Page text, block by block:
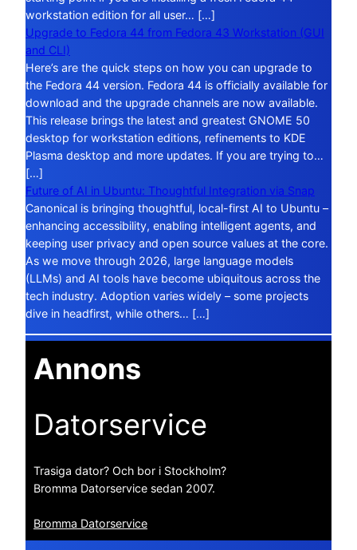
workstation edition for all user… […]
Upgrade to Fedora 44 from Fedora 43 Workstation (GUI
and CLI)
Here’s are the quick steps on how you can upgrade to
the Fedora 44 version. Fedora 44 is officially available for
download and the upgrade channels are now available.
This release brings the latest and greatest GNOME 50
desktop for workstation editions, refinements to KDE
Plasma desktop and more updates. If you are trying to…
[…]
Future of AI in Ubuntu: Thoughtful Integration via Snap
Canonical is bringing thoughtful, local-first AI to Ubuntu –
enhancing accessibility, enabling intelligent agents, and
keeping user privacy and open source values at the core.
As we move through 2026, large language models
(LLMs) and AI tools have become ubiquitous across the
tech industry. Adoption varies widely – some projects
dive in headfirst, while others… […]
Annons
Datorservice
Trasiga dator? Och bor i Stockholm?
Bromma Datorservice sedan 2007.
Bromma Datorservice